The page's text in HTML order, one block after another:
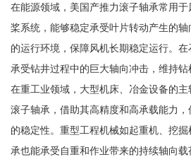
在能源领域，美国产推力滚子轴承常用
桨系统，能够稳定承受叶片转动产生的
的运行环境，保障风机长期稳定运行。
承受钻井过程中的巨大轴向冲击，维持钻
在重工业领域，大型机床、冶金设备的
滚子轴承，借助其高精度和高承载能力
的稳定性。重型工程机械如起重机、挖
承也能承受自重和作业带来的持续轴向